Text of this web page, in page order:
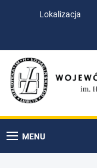
Lokalizacja
MENU